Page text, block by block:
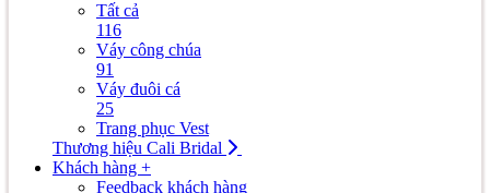
Tất cả
116
Váy công chúa
91
Váy đuôi cá
25
Trang phục Vest
Thương hiệu Cali Bridal
Khách hàng +
Feedback khách hàng